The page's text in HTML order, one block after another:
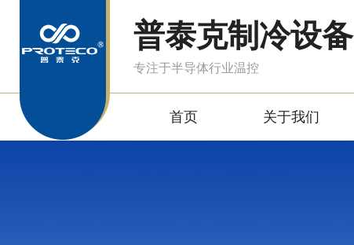
普泰克制冷设备
专注于半导体行业温控
首页 关于我们